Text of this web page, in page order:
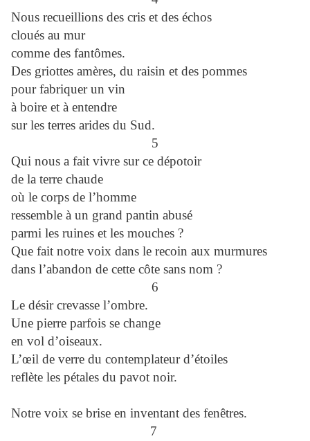
Nous recueillions des cris et des échos
cloués au mur
comme des fantômes.
Des griottes amères, du raisin et des pommes
pour fabriquer un vin
à boire et à entendre
sur les terres arides du Sud.
5
Qui nous a fait vivre sur ce dépotoir
de la terre chaude
où le corps de l’homme
ressemble à un grand pantin abusé
parmi les ruines et les mouches ?
Que fait notre voix dans le recoin aux murmures
dans l’abandon de cette côte sans nom ?
6
Le désir crevasse l’ombre.
Une pierre parfois se change
en vol d’oiseaux.
L’œil de verre du contemplateur d’étoiles
reflète les pétales du pavot noir.
Notre voix se brise en inventant des fenêtres.
7